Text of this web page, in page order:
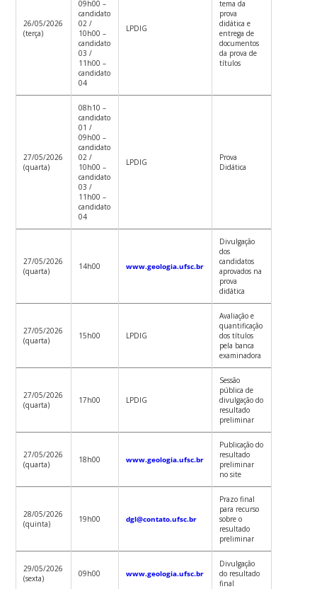
26/05/2026
(terça)
09h00 –
candidato
02 /
10h00 –
candidato
03 /
11h00 –
candidato
04
LPDIG
tema da
prova
didática e
entrega de
documentos
da prova de
títulos
27/05/2026
(quarta)
08h10 –
candidato
01 /
09h00 –
candidato
02 /
10h00 –
candidato
03 /
11h00 –
candidato
04
LPDIG
Prova
Didática
27/05/2026
(quarta)
14h00 www.geologia.ufsc.br
Divulgação
dos
candidatos
aprovados na
prova
didática
27/05/2026
(quarta)
15h00 LPDIG
Avaliação e
quantificação
dos títulos
pela banca
examinadora
27/05/2026
(quarta)
17h00 LPDIG
Sessão
pública de
divulgação do
resultado
preliminar
27/05/2026
(quarta)
18h00 www.geologia.ufsc.br
Publicação do
resultado
preliminar
no site
28/05/2026
(quinta)
19h00 dgl@contato.ufsc.br
Prazo final
para recurso
sobre o
resultado
preliminar
29/05/2026
(sexta)
09h00 www.geologia.ufsc.br
Divulgação
do resultado
final